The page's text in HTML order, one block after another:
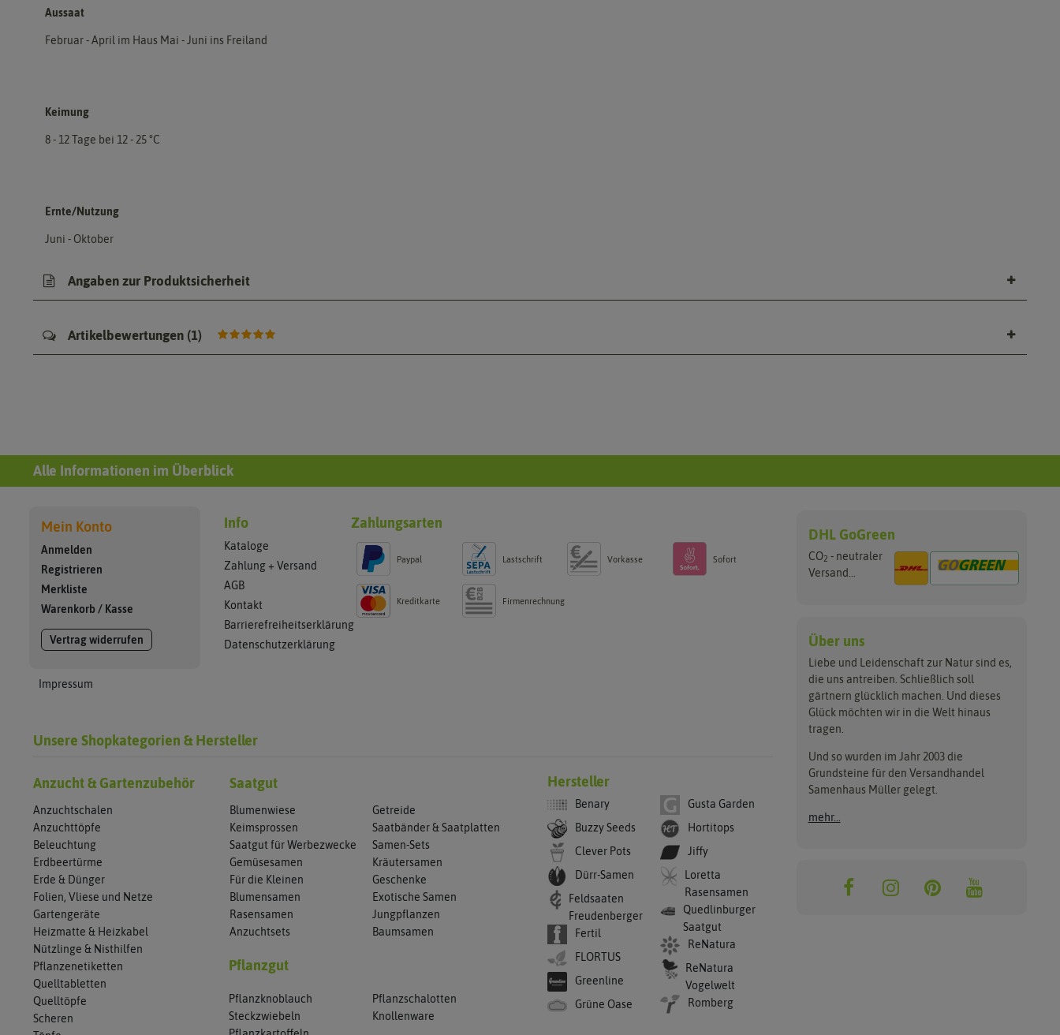
Aussaat
Februar - April im Haus Mai - Juni ins Freiland
Keimung
8 - 12 Tage bei 12 - 25 °C
Ernte/Nutzung
Juni - Oktober
Angaben zur Produktsicherheit
Artikelbewertungen (1)
Alle Informationen im Überblick
Mein Konto
Anmelden
Registrieren
Merkliste
Warenkorb / Kasse
Vertrag widerrufen
Impressum
Info
Kataloge
Zahlung + Versand
AGB
Kontakt
Barrierefreiheitserklärung
Datenschutzerklärung
Zahlungsarten
Paypal Lastschrift Vorkasse Sofort
Kreditkarte Firmenrechnung
Unsere Shopkategorien & Hersteller
Anzucht & Gartenzubehör
Anzuchtschalen
Anzuchttöpfe
Beleuchtung
Erdbeertürme
Erde & Dünger
Folien, Vliese und Netze
Gartengeräte
Heizmatte & Heizkabel
Nützlinge & Nisthilfen
Pflanzenetiketten
Quelltabletten
Quelltöpfe
Scheren
Saatgut
Blumenwiese
Getreide
Keimsprossen
Saatbänder & Saatplatten
Saatgut für Werbezwecke
Samen-Sets
Gemüsesamen
Kräutersamen
Für die Kleinen
Geschenke
Blumensamen
Exotische Samen
Rasensamen
Jungpflanzen
Anzuchtsets
Baumsamen
Pflanzgut
Pflanzknoblauch
Pflanzschalotten
Steckzwiebeln
Knollenware
Hersteller
Benary
Buzzy Seeds
Clever Pots
Dürr-Samen
Feldsaaten
Freudenberger
Fertil
FLORTUS
Greenline
Grüne Oase
Gusta Garden
Hortitops
Jiffy
Loretta
Rasensamen
Quedlinburger
Saatgut
ReNatura
ReNatura
Vogelwelt
Romberg
DHL GoGreen
CO2 - neutraler
Versand...
Über uns
Liebe und Leidenschaft zur Natur sind es,
die uns antreiben. Schließlich soll
gärtnern glücklich machen. Und dieses
Glück möchten wir in die Welt hinaus
tragen.
Und so wurden im Jahr 2003 die
Grundsteine für den Versandhandel
Samenhaus Müller gelegt.
mehr...